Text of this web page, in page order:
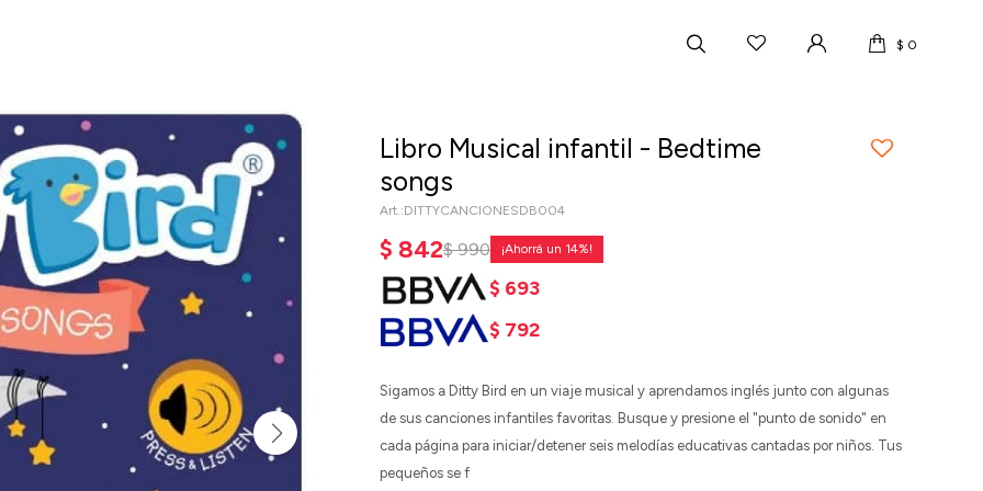
$ 0
Libro Musical infantil - Bedtime
songs
DITTYCANCIONESDB004
$ 842$ 990 14
$ 693
$ 792
Sigamos a Ditty Bird en un viaje musical y aprendamos inglés junto con algunas
de sus canciones infantiles favoritas. Busque y presione el "punto de sonido" en
cada página para iniciar/detener seis melodías educativas cantadas por niños. Tus
pequeños se f